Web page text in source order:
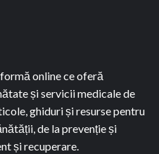
online ce oferă
și servicii medicale de
ghiduri și resurse pentru
de la prevenție și
și recuperare.